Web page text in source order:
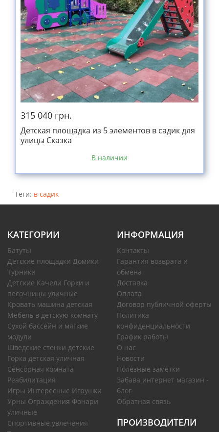
315 040 грн.
Детская площадка из 5 элементов в садик для
улицы Сказка
В наличии
Теги: в садик
КАТЕГОРИИ
Батуты
Детские площадки Домики
Турники
Детские Качели Горки и
песочницы уличные
Кровать машина детская
Мебель в детскую комнату
Сухой бассейн и мягкие
модули
Шведские стенки детские
Горка детская уличная
Сенсорная комната
Реабилитация
Игры Интересные Игрушки
Урны Ограждения Фонари
уличные
Спортивные увлечения
ИНФОРМАЦИЯ
Контакты
Гарантия возврата и
обмена
Доставка
Оплата
Договор публичной оферты
Политика
конфиденциальности
График работы
О нас
Новости
Полезные заметки
Забава интернет магазин -
блог
Обратная связь
ПРОИЗВОДИТЕЛИ